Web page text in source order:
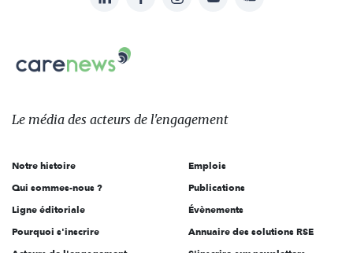
sur:
Le
des
l'engagement
Le média des acteurs de l'engagement
Notre histoire
Qui sommes-nous ?
Ligne éditoriale
Pourquoi s'inscrire
Emplois
Publications
Évènements
Annuaire des solutions RSE